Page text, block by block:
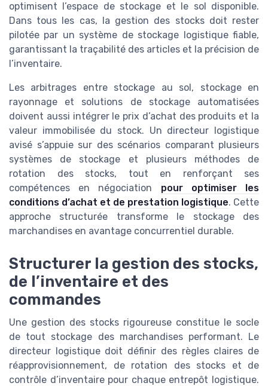
optimisent l’espace de stockage et le sol disponible.
Dans tous les cas, la gestion des stocks doit rester
pilotée par un système de stockage logistique fiable,
garantissant la traçabilité des articles et la précision de
l’inventaire.
Les arbitrages entre stockage au sol, stockage en
rayonnage et solutions de stockage automatisées
doivent aussi intégrer le prix d’achat des produits et la
valeur immobilisée du stock. Un directeur logistique
avisé s’appuie sur des scénarios comparant plusieurs
systèmes de stockage et plusieurs méthodes de
rotation des stocks, tout en renforçant ses
compétences en négociation pour optimiser les
conditions d’achat et de prestation logistique. Cette
approche structurée transforme le stockage des
marchandises en avantage concurrentiel durable.
Structurer la gestion des stocks,
de l’inventaire et des
commandes
Une gestion des stocks rigoureuse constitue le socle
de tout stockage des marchandises performant. Le
directeur logistique doit définir des règles claires de
réapprovisionnement, de rotation des stocks et de
contrôle d’inventaire pour chaque entrepôt logistique.